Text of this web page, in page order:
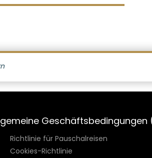
Geschäftsbedingungen
Richtlinie für Pauschalreisen
Cookies-Richtlinie